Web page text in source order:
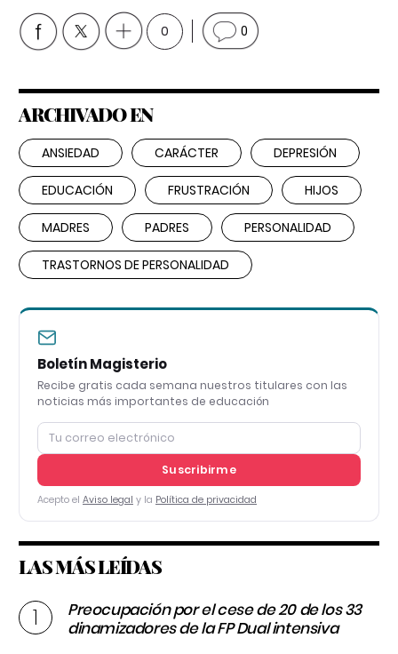
0 0
ARCHIVADO EN
ANSIEDAD CARÁCTER DEPRESIÓN
EDUCACIÓN FRUSTRACIÓN HIJOS
MADRES PADRES PERSONALIDAD
TRASTORNOS DE PERSONALIDAD
Boletín Magisterio
Recibe gratis cada semana nuestros titulares con las
noticias más importantes de educación
Suscribirme
Acepto el Aviso legal y la Política de privacidad
LAS MÁS LEÍDAS
Preocupación por el cese de 20 de los 33
dinamizadores de la FP Dual intensiva